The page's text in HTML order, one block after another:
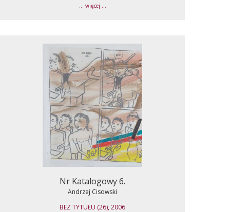
... więcej ...
Nr Katalogowy 6.
Andrzej Cisowski
BEZ TYTUŁU (26), 2006